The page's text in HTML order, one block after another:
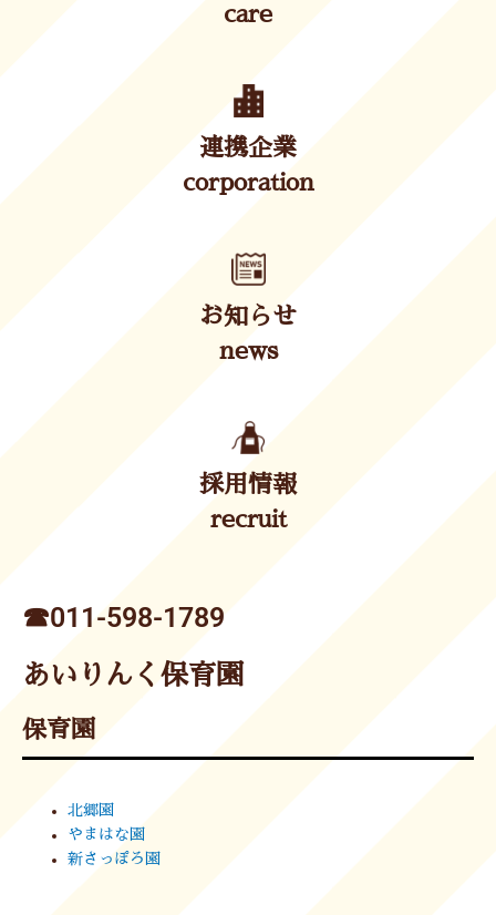
care
連携企業
corporation
お知らせ
news
採用情報
recruit
☎︎011-598-1789
あいりんく保育園
保育園
北郷園
やまはな園
新さっぽろ園